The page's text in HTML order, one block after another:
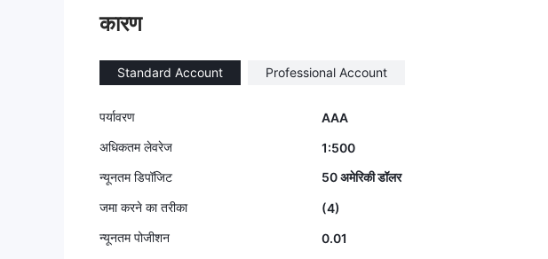
तो सीधे ASIC वेबसाइट पर औपचारिक
कारण
Standard Account Professional Account
पर्यावरण AAA
अधिकतम लेवरेज
1:500
न्यूनतम डिपॉजिट
50 अमेरिकी डॉलर
जमा करने का तरीका
(4)
न्यूनतम पोजीशन
0.01